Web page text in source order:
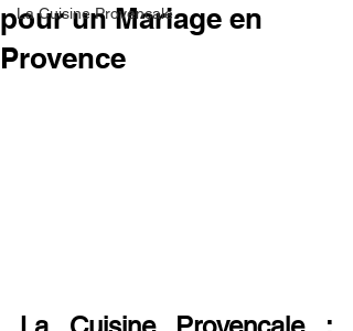
La Cuisine Provençale
pour un Mariage en
Provence